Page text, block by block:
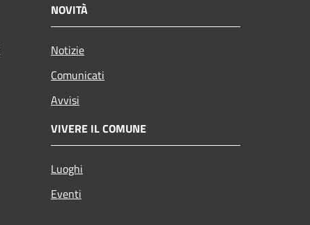
NOVITÀ
Notizie
Comunicati
Avvisi
VIVERE IL COMUNE
Luoghi
Eventi